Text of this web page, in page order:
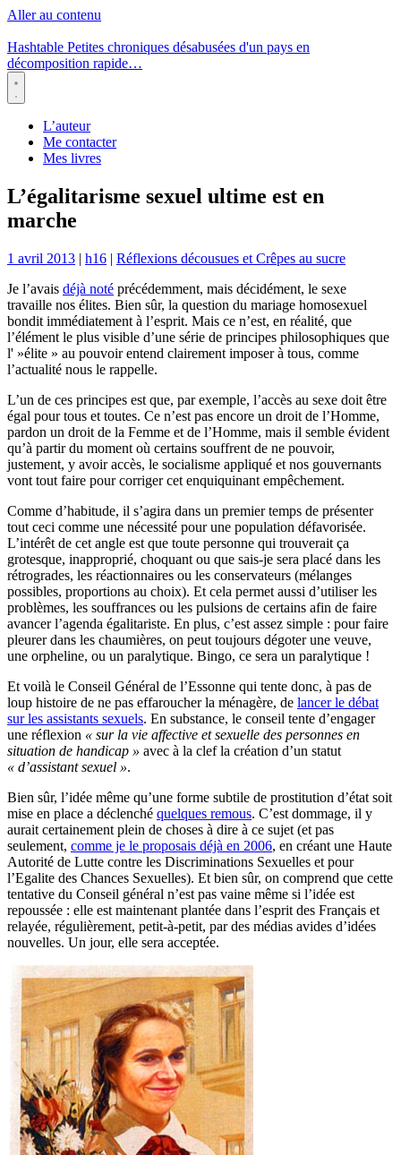
Aller au contenu
Hashtable Petites chroniques désabusées d'un pays en
décomposition rapide…
Menu
L’auteur
Me contacter
Mes livres
L’égalitarisme sexuel ultime est en
marche
1 avril 2013 | h16 | Réflexions décousues et Crêpes au sucre
Je l’avais déjà noté précédemment, mais décidément, le sexe
travaille nos élites. Bien sûr, la question du mariage homosexuel
bondit immédiatement à l’esprit. Mais ce n’est, en réalité, que
l’élément le plus visible d’une série de principes philosophiques que
l' »élite » au pouvoir entend clairement imposer à tous, comme
l’actualité nous le rappelle.
L’un de ces principes est que, par exemple, l’accès au sexe doit être
égal pour tous et toutes. Ce n’est pas encore un droit de l’Homme,
pardon un droit de la Femme et de l’Homme, mais il semble évident
qu’à partir du moment où certains souffrent de ne pouvoir,
justement, y avoir accès, le socialisme appliqué et nos gouvernants
vont tout faire pour corriger cet enquiquinant empêchement.
Comme d’habitude, il s’agira dans un premier temps de présenter
tout ceci comme une nécessité pour une population défavorisée.
L’intérêt de cet angle est que toute personne qui trouverait ça
grotesque, inapproprié, choquant ou que sais-je sera placé dans les
rétrogrades, les réactionnaires ou les conservateurs (mélanges
possibles, proportions au choix). Et cela permet aussi d’utiliser les
problèmes, les souffrances ou les pulsions de certains afin de faire
avancer l’agenda égalitariste. En plus, c’est assez simple : pour faire
pleurer dans les chaumières, on peut toujours dégoter une veuve,
une orpheline, ou un paralytique. Bingo, ce sera un paralytique !
Et voilà le Conseil Général de l’Essonne qui tente donc, à pas de
loup histoire de ne pas effaroucher la ménagère, de lancer le débat
sur les assistants sexuels. En substance, le conseil tente d’engager
une réflexion « sur la vie affective et sexuelle des personnes en
situation de handicap » avec à la clef la création d’un statut
« d’assistant sexuel ».
Bien sûr, l’idée même qu’une forme subtile de prostitution d’état soit
mise en place a déclenché quelques remous. C’est dommage, il y
aurait certainement plein de choses à dire à ce sujet (et pas
seulement, comme je le proposais déjà en 2006, en créant une Haute
Autorité de Lutte contre les Discriminations Sexuelles et pour
l’Egalite des Chances Sexuelles). Et bien sûr, on comprend que cette
tentative du Conseil général n’est pas vaine même si l’idée est
repoussée : elle est maintenant plantée dans l’esprit des Français et
relayée, régulièrement, petit-à-petit, par des médias avides d’idées
nouvelles. Un jour, elle sera acceptée.